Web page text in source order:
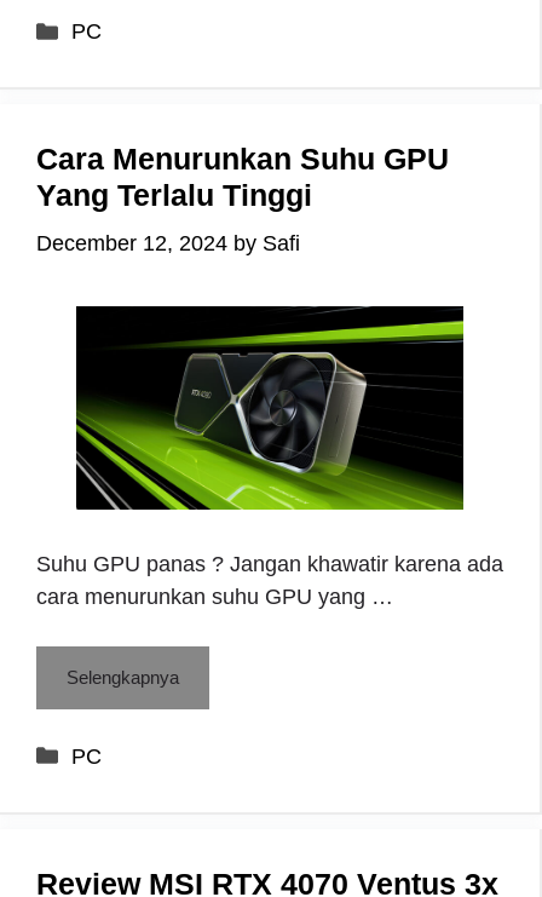
Categories
PC
Cara Menurunkan Suhu GPU
Yang Terlalu Tinggi
December 12, 2024 by Safi
Suhu GPU panas ? Jangan khawatir karena ada
cara menurunkan suhu GPU yang …
Selengkapnya
Categories
PC
Review MSI RTX 4070 Ventus 3x